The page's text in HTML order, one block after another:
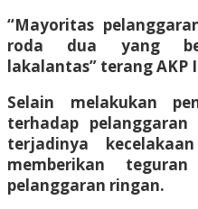
“Mayoritas
roda dua yang
lakalantas” terang AKP
Selain melakukan
terhadap pelanggaran
terjadinya
memberikan
pelanggaran ringan.